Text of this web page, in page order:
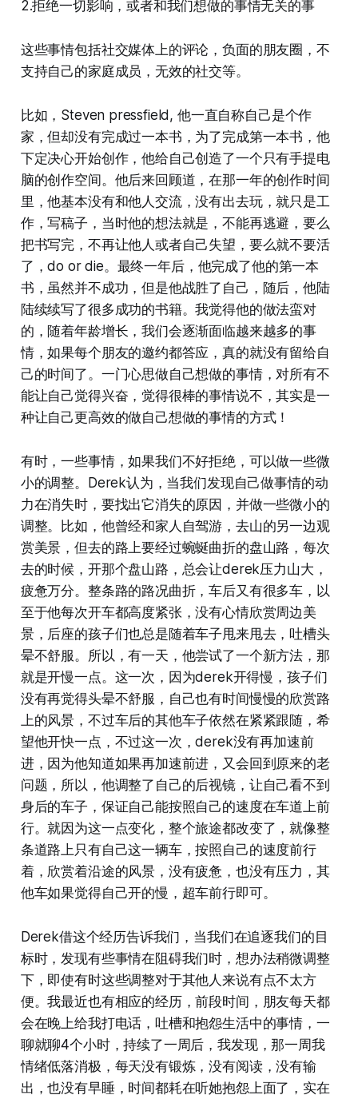
2.拒绝一切影响，或者和我们想做的事情无关的事
这些事情包括社交媒体上的评论，负面的朋友圈，不
支持自己的家庭成员，无效的社交等。
比如，Steven pressfield, 他一直自称自己是个作
家，但却没有完成过一本书，为了完成第一本书，他
下定决心开始创作，他给自己创造了一个只有手提电
脑的创作空间。他后来回顾道，在那一年的创作时间
里，他基本没有和他人交流，没有出去玩，就只是工
作，写稿子，当时他的想法就是，不能再逃避，要么
把书写完，不再让他人或者自己失望，要么就不要活
了，do or die。最终一年后，他完成了他的第一本
书，虽然并不成功，但是他战胜了自己，随后，他陆
陆续续写了很多成功的书籍。我觉得他的做法蛮对
的，随着年龄增长，我们会逐渐面临越来越多的事
情，如果每个朋友的邀约都答应，真的就没有留给自
己的时间了。一门心思做自己想做的事情，对所有不
能让自己觉得兴奋，觉得很棒的事情说不，其实是一
种让自己更高效的做自己想做的事情的方式！
有时，一些事情，如果我们不好拒绝，可以做一些微
小的调整。Derek认为，当我们发现自己做事情的动
力在消失时，要找出它消失的原因，并做一些微小的
调整。比如，他曾经和家人自驾游，去山的另一边观
赏美景，但去的路上要经过蜿蜒曲折的盘山路，每次
去的时候，开那个盘山路，总会让derek压力山大，
疲惫万分。整条路的路况曲折，车后又有很多车，以
至于他每次开车都高度紧张，没有心情欣赏周边美
景，后座的孩子们也总是随着车子甩来甩去，吐槽头
晕不舒服。所以，有一天，他尝试了一个新方法，那
就是开慢一点。这一次，因为derek开得慢，孩子们
没有再觉得头晕不舒服，自己也有时间慢慢的欣赏路
上的风景，不过车后的其他车子依然在紧紧跟随，希
望他开快一点，不过这一次，derek没有再加速前
进，因为他知道如果再加速前进，又会回到原来的老
问题，所以，他调整了自己的后视镜，让自己看不到
身后的车子，保证自己能按照自己的速度在车道上前
行。就因为这一点变化，整个旅途都改变了，就像整
条道路上只有自己这一辆车，按照自己的速度前行
着，欣赏着沿途的风景，没有疲惫，也没有压力，其
他车如果觉得自己开的慢，超车前行即可。
Derek借这个经历告诉我们，当我们在追逐我们的目
标时，发现有些事情在阻碍我们时，想办法稍微调整
下，即使有时这些调整对于其他人来说有点不太方
便。我最近也有相应的经历，前段时间，朋友每天都
会在晚上给我打电话，吐槽和抱怨生活中的事情，一
聊就聊4个小时，持续了一周后，我发现，那一周我
情绪低落消极，每天没有锻炼，没有阅读，没有输
出，也没有早睡，时间都耗在听她抱怨上面了，实在